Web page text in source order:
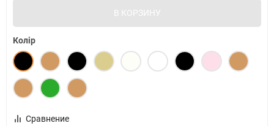
В КОРЗИНУ
Колір
Сравнение